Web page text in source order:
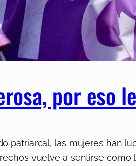
por eso
patriarcal, las mujeres han
vuelve a sentirse